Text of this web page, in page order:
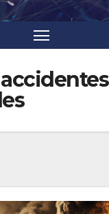
accidentes